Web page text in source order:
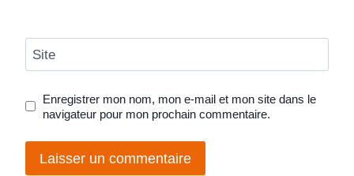
Site
Enregistrer mon nom, mon e-mail et mon site dans le
navigateur pour mon prochain commentaire.